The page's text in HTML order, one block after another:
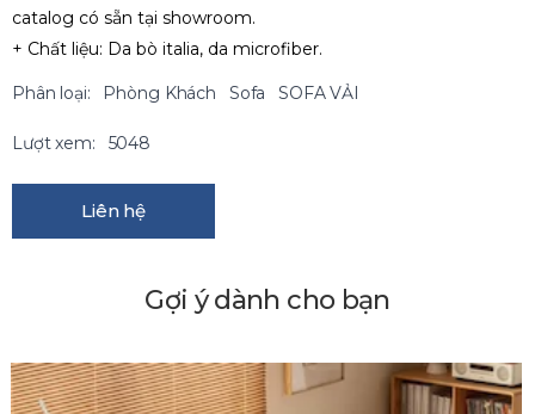
catalog có sẵn tại showroom.
+ Chất liệu: Da bò italia, da microfiber.
Phân loại: Phòng Khách Sofa SOFA VẢI
Lượt xem: 5048
Liên hệ
Gợi ý dành cho bạn